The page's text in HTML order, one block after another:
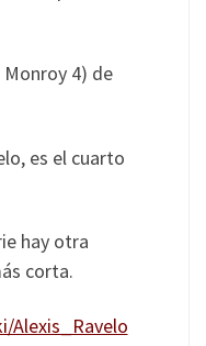
Monroy 4) de
es el cuarto
hay otra
corta.
Alexis_Ravelo